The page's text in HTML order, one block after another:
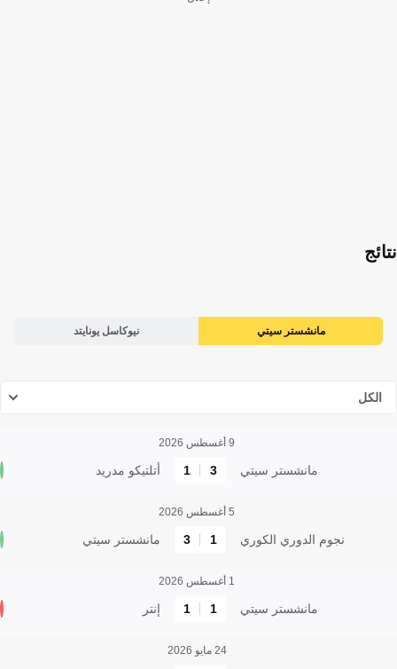
نتائج
مانشستر سيتي نيوكاسل يونايتد
الكل
9 أغسطس 2026
مانشستر سيتي 3
1 أتلتيكو مدريد
5 أغسطس 2026
نجوم الدوري الكوري 1
3 مانشستر سيتي
1 أغسطس 2026
مانشستر سيتي 1
1 إنتر
24 مايو 2026